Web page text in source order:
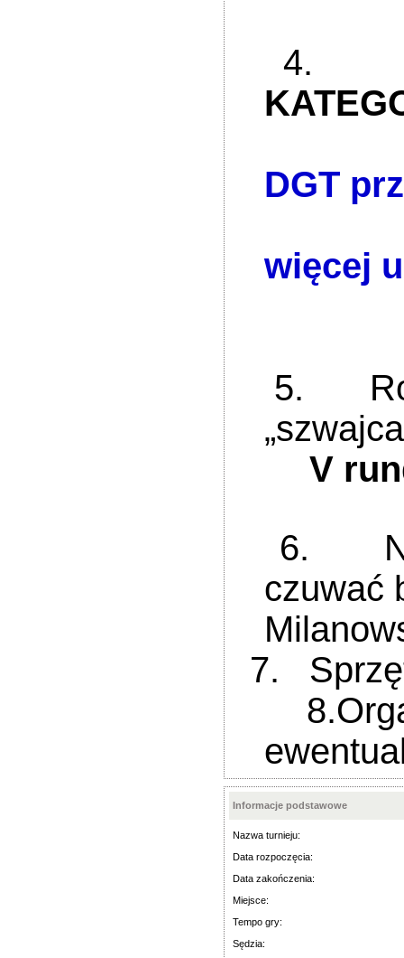
DGT
więcej
5.
V
6. Nad
czuwać
7.
Informacje podstawowe
Nazwa turnieju:
Data rozpoczęcia:
Data zakończenia:
Miejsce:
Tempo gry:
Sędzia: